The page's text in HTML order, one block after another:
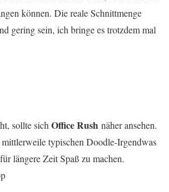
können. Die reale Schnittmenge
gering sein, ich bringe es trotzdem mal
sollte sich Office Rush näher ansehen.
typischen Doodle-Irgendwas
längere Zeit Spaß zu machen.